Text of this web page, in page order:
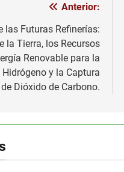
Anterior:
las Futuras Refinerías:
la Tierra, los Recursos
Renovable para la
y la Captura
de Dióxido de Carbono.